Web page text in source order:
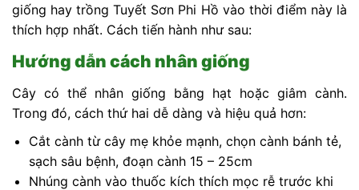
giống hay trồng Tuyết Sơn Phi Hồ vào thời điểm này là
thích hợp nhất. Cách tiến hành như sau:
Hướng dẫn cách nhân giống
Cây có thể nhân giống bằng hạt hoặc giâm cành.
Trong đó, cách thứ hai dễ dàng và hiệu quả hơn:
Cắt cành từ cây mẹ khỏe mạnh, chọn cành bánh tẻ,
sạch sâu bệnh, đoạn cành 15 – 25cm
Nhúng cành vào thuốc kích thích mọc rễ trước khi